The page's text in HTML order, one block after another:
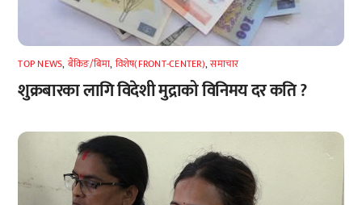
TOP NEWS, बैंकिङ/बिमा, विशेष(FRONT-CENTER),समाचार
शुक्रबारका लागि विदेशी मुद्राको विनिमय दर कति ?